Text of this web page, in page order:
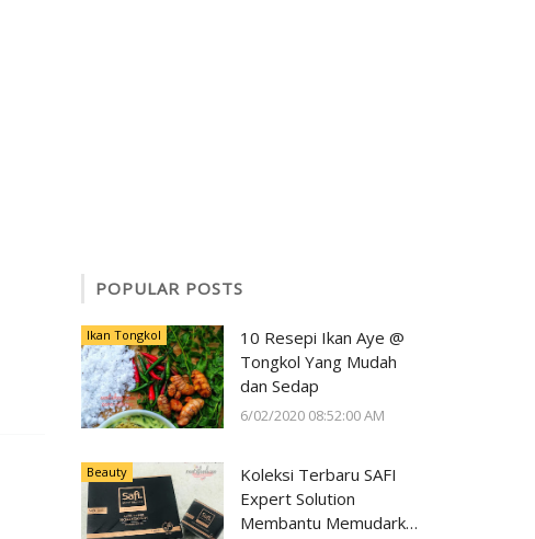
POPULAR POSTS
Ikan Tongkol
10 Resepi Ikan Aye @
Tongkol Yang Mudah
dan Sedap
6/02/2020 08:52:00 AM
Beauty
Koleksi Terbaru SAFI
Expert Solution
Membantu Memudarkan